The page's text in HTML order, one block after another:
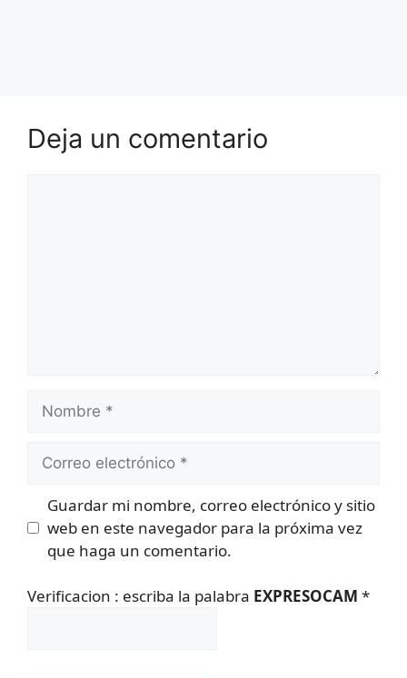
Deja un comentario
electrónico
Guardar mi nombre, correo electrónico y sitio
web en este navegador para la próxima vez
que haga un comentario.
Verificacion : escriba la palabra EXPRESOCAM *